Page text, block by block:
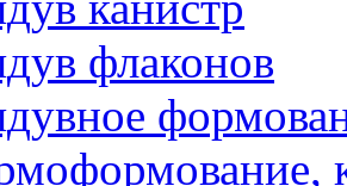
флаконов